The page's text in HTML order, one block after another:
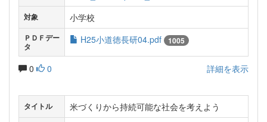
対象 小学校
ＰＤＦデー
タ
H25小道徳長研04.pdf 1005
0 0 詳細を表示
タイトル 米づくりから持続可能な社会を考えよう